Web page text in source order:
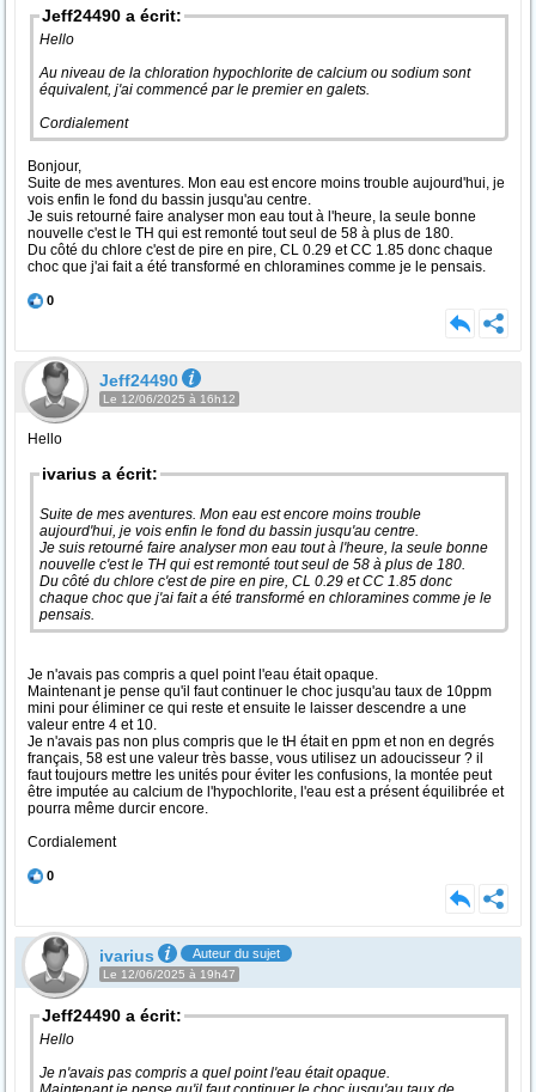
Jeff24490 a écrit:
Hello
Au niveau de la chloration hypochlorite de calcium ou sodium sont
équivalent, j'ai commencé par le premier en galets.
Cordialement
Bonjour,
Suite de mes aventures. Mon eau est encore moins trouble aujourd'hui, je
vois enfin le fond du bassin jusqu'au centre.
Je suis retourné faire analyser mon eau tout à l'heure, la seule bonne
nouvelle c'est le TH qui est remonté tout seul de 58 à plus de 180.
Du côté du chlore c'est de pire en pire, CL 0.29 et CC 1.85 donc chaque
choc que j'ai fait a été transformé en chloramines comme je le pensais.
0
Jeff24490
Le 12/06/2025 à 16h12
Hello
ivarius a écrit:
Suite de mes aventures. Mon eau est encore moins trouble
aujourd'hui, je vois enfin le fond du bassin jusqu'au centre.
Je suis retourné faire analyser mon eau tout à l'heure, la seule bonne
nouvelle c'est le TH qui est remonté tout seul de 58 à plus de 180.
Du côté du chlore c'est de pire en pire, CL 0.29 et CC 1.85 donc
chaque choc que j'ai fait a été transformé en chloramines comme je le
pensais.
Je n'avais pas compris a quel point l'eau était opaque.
Maintenant je pense qu'il faut continuer le choc jusqu'au taux de 10ppm
mini pour éliminer ce qui reste et ensuite le laisser descendre a une
valeur entre 4 et 10.
Je n'avais pas non plus compris que le tH était en ppm et non en degrés
français, 58 est une valeur très basse, vous utilisez un adoucisseur ? il
faut toujours mettre les unités pour éviter les confusions, la montée peut
être imputée au calcium de l'hypochlorite, l'eau est a présent équilibrée et
pourra même durcir encore.
Cordialement
0
ivarius Auteur du sujet
Le 12/06/2025 à 19h47
Jeff24490 a écrit:
Hello
Je n'avais pas compris a quel point l'eau était opaque.